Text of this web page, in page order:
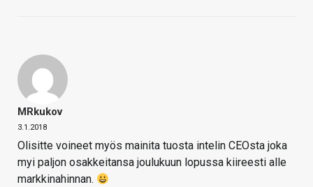
MRkukov
3.1.2018
Olisitte voineet myös mainita tuosta intelin CEOsta joka
myi paljon osakkeitansa joulukuun lopussa kiireesti alle
markkinahinnan.